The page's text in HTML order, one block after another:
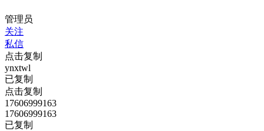
管理员
关注
私信
点击复制
ynxtwl
已复制
点击复制
17606999163
17606999163
已复制